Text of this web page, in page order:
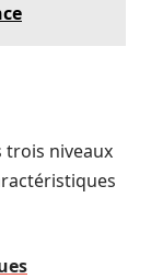
trois niveaux